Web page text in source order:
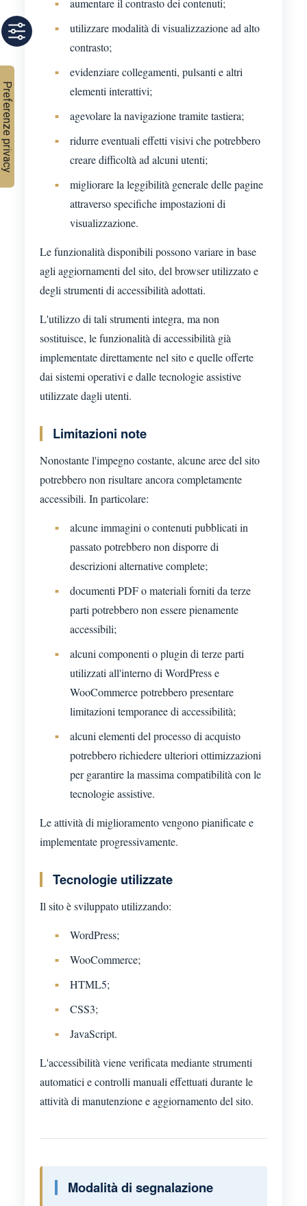
aumentare il contrasto dei contenuti;
utilizzare modalità di visualizzazione ad alto
contrasto;
evidenziare collegamenti, pulsanti e altri
elementi interattivi;
agevolare la navigazione tramite tastiera;
ridurre eventuali effetti visivi che potrebbero
creare difficoltà ad alcuni utenti;
migliorare la leggibilità generale delle pagine
attraverso specifiche impostazioni di
visualizzazione.
Le funzionalità disponibili possono variare in base
agli aggiornamenti del sito, del browser utilizzato e
degli strumenti di accessibilità adottati.
L'utilizzo di tali strumenti integra, ma non
sostituisce, le funzionalità di accessibilità già
implementate direttamente nel sito e quelle offerte
dai sistemi operativi e dalle tecnologie assistive
utilizzate dagli utenti.
Limitazioni note
Nonostante l'impegno costante, alcune aree del sito
potrebbero non risultare ancora completamente
accessibili. In particolare:
alcune immagini o contenuti pubblicati in
passato potrebbero non disporre di
descrizioni alternative complete;
documenti PDF o materiali forniti da terze
parti potrebbero non essere pienamente
accessibili;
alcuni componenti o plugin di terze parti
utilizzati all'interno di WordPress e
WooCommerce potrebbero presentare
limitazioni temporanee di accessibilità;
alcuni elementi del processo di acquisto
potrebbero richiedere ulteriori ottimizzazioni
per garantire la massima compatibilità con le
tecnologie assistive.
Le attività di miglioramento vengono pianificate e
implementate progressivamente.
Tecnologie utilizzate
Il sito è sviluppato utilizzando:
WordPress;
WooCommerce;
HTML5;
CSS3;
JavaScript.
L'accessibilità viene verificata mediante strumenti
automatici e controlli manuali effettuati durante le
attività di manutenzione e aggiornamento del sito.
Modalità di segnalazione